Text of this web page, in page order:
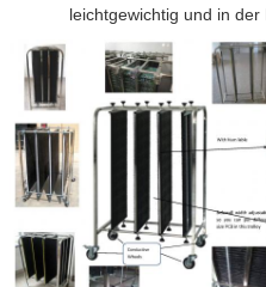
leichtgewichtig und in der